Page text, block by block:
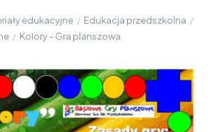
edukacyjne / Edukacja przedszkolna /
/ Kolory – Gra planszowa